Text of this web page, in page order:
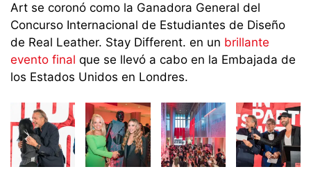
Art se coronó como la Ganadora General del
Concurso Internacional de Estudiantes de Diseño
de Real Leather. Stay Different. en un brillante
evento final que se llevó a cabo en la Embajada de
los Estados Unidos en Londres.